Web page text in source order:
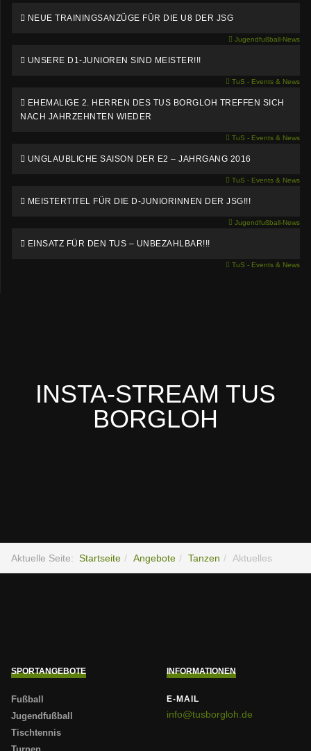
NEUE TRAININGSANZÜGE FÜR DIE U8 DER JSG
Jugendfußball-News
UNSERE D1-JUNIOREN SIND MEISTER!!!
TuS - Events & News
EHEMALIGE 2. HERREN DES TUS BORGLOH TREFFEN SICH
NACH JAHRZEHNTEN WIEDER
TuS - Events & News
UNGLAUBLICHE SAISON DER E2 – JAHRGANG 2016
TuS - Events & News
MEISTERTITEL FÜR DIE D-JUNIORINNEN DER JSG!!!
Jugendfußball-News
EINSATZ FÜR DEN TUS – UNBEZAHLBAR!!!
TuS - Events & News
INSTA-STREAM TUS
BORGLOH
Aktuelle Seite: Startseite Angebote Tanzen Aktuelles
SPORTANGEBOTE
Fußball
Jugendfußball
Tischtennis
INFORMATIONEN
E-MAIL
info@tusborgloh.de